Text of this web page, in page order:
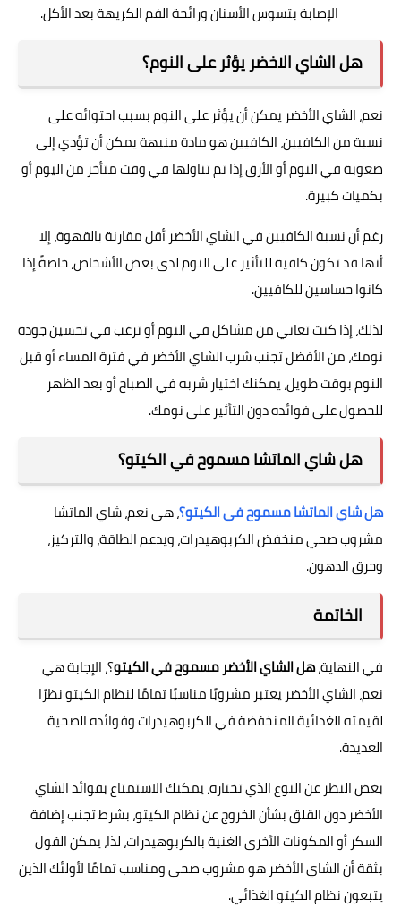
الإصابة بتسوس الأسنان ورائحة الفم الكريهة بعد الأكل.
هل الشاي الاخضر يؤثر على النوم؟
نعم، الشاي الأخضر يمكن أن يؤثر على النوم بسبب احتوائه على
نسبة من الكافيين، الكافيين هو مادة منبهة يمكن أن تؤدي إلى
صعوبة في النوم أو الأرق إذا تم تناولها في وقت متأخر من اليوم أو
بكميات كبيرة.
رغم أن نسبة الكافيين في الشاي الأخضر أقل مقارنة بالقهوة، إلا
أنها قد تكون كافية للتأثير على النوم لدى بعض الأشخاص، خاصةً إذا
كانوا حساسين للكافيين.
لذلك، إذا كنت تعاني من مشاكل في النوم أو ترغب في تحسين جودة
نومك، من الأفضل تجنب شرب الشاي الأخضر في فترة المساء أو قبل
النوم بوقت طويل، يمكنك اختيار شربه في الصباح أو بعد الظهر
للحصول على فوائده دون التأثير على نومك.
هل شاي الماتشا مسموح في الكيتو؟
هل شاي الماتشا مسموح في الكيتو؟، هي نعم، شاي الماتشا
مشروب صحي منخفض الكربوهيدرات، ويدعم الطاقة، والتركيز،
وحرق الدهون.
الخاتمة
في النهاية،هل الشاي الأخضر مسموح في الكيتو؟، الإجابة هي
نعم، الشاي الأخضر يعتبر مشروبًا مناسبًا تمامًا لنظام الكيتو نظرًا
لقيمته الغذائية المنخفضة في الكربوهيدرات وفوائده الصحية
العديدة.
بغض النظر عن النوع الذي تختاره، يمكنك الاستمتاع بفوائد الشاي
الأخضر دون القلق بشأن الخروج عن نظام الكيتو، بشرط تجنب إضافة
السكر أو المكونات الأخرى الغنية بالكربوهيدرات، لذا، يمكن القول
بثقة أن الشاي الأخضر هو مشروب صحي ومناسب تمامًا لأولئك الذين
يتبعون نظام الكيتو الغذائي.